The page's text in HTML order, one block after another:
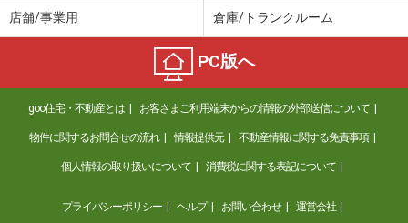
店舗/事業用 倉庫/トランクルーム
PC版へ
goo住宅・不動産とは お客さまご利用端末からの情報の外部送信について
物件に関するお問合せの流れ 情報提供元 不動産情報に関する免責事項
個人情報の取り扱いについて 消費税に関する表記について
プライバシーポリシー ヘルプ お問い合わせ 運営会社